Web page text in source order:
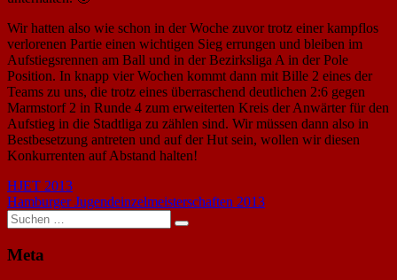
Wir hatten also wie schon in der Woche zuvor trotz einer kampflos
verlorenen Partie einen wichtigen Sieg errungen und bleiben im
Aufstiegsrennen am Ball und in der Bezirksliga A in der Pole
Position. In knapp vier Wochen kommt dann mit Bille 2 eines der
Teams zu uns, die trotz eines überraschend deutlichen 2:6 gegen
Marmstorf 2 in Runde 4 zum erweiterten Kreis der Anwärter für den
Aufstieg in die Stadtliga zu zählen sind. Wir müssen dann also in
Bestbesetzung antreten und auf der Hut sein, wollen wir diesen
Konkurrenten auf Abstand halten!
Beitragsnavigation
Vorheriger
Beitrag:
HJET 2013
Nächster
Beitrag:
Hamburger Jugendeinzelmeisterschaften 2013
Suchen
nach:
Suchen
Meta